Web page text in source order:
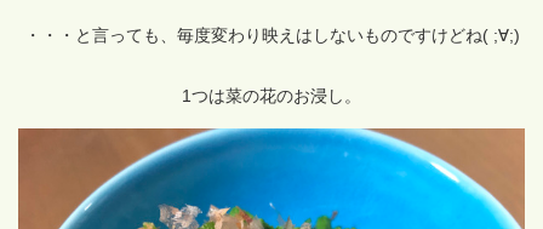
・・・と言っても、毎度変わり映えはしないものですけどね( ;∀;)
1つは菜の花のお浸し。